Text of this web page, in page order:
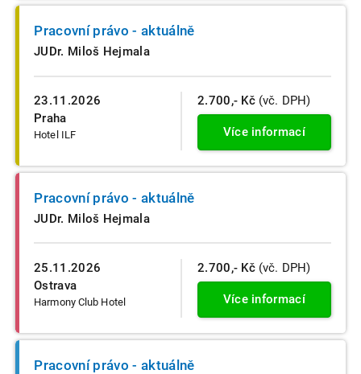
23.11.2026
Praha
Hotel ILF
Pracovní právo - aktuálně
JUDr. Miloš Hejmala
2.700,- Kč (vč. DPH)
Více informací
25.11.2026
Ostrava
Harmony Club Hotel
Pracovní právo - aktuálně
JUDr. Miloš Hejmala
2.700,- Kč (vč. DPH)
Více informací
Pracovní právo - aktuálně